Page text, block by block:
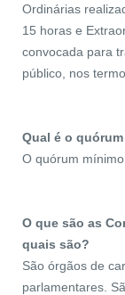
Ordinárias
15 horas e
convocada para
público, nos
Qual é o
O quórum
O que são as
quais são?
São órgãos de
parlamentares.